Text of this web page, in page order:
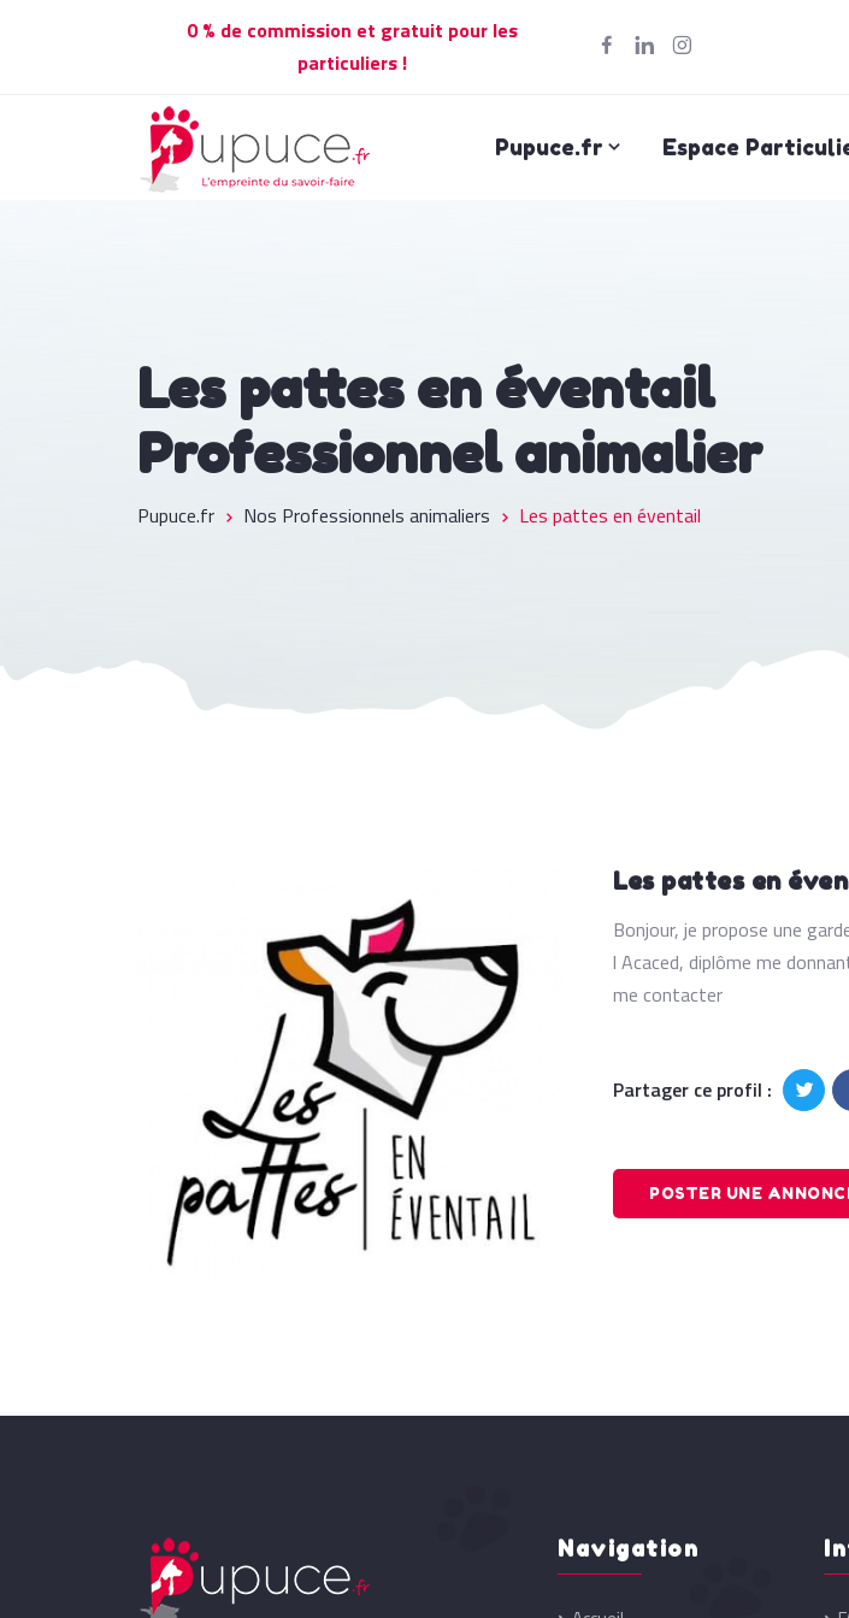
0 % de commission et gratuit pour les
particuliers !
Pupuce.fr Espace
Les pattes en éventail
Professionnel animalier
Pupuce.fr Nos Professionnels animaliers Les pattes en éventail
Les pattes en
Bonjour, je propose une
l Acaced, diplôme me
me contacter
Partager ce profil :
POSTER UNE
Navigation